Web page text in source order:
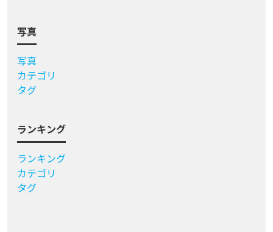
写真
写真
カテゴリ
タグ
ランキング
ランキング
カテゴリ
タグ